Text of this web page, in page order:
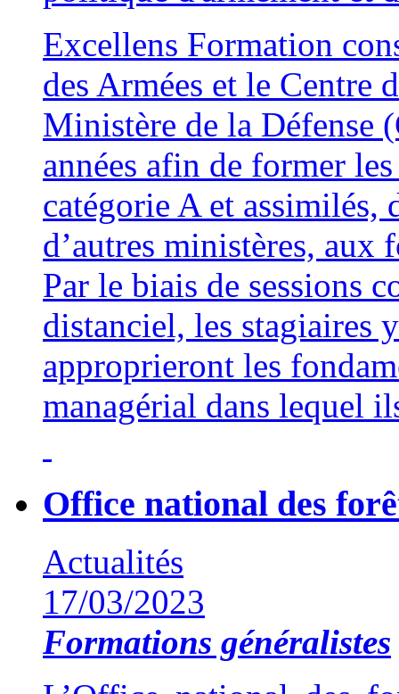
Excellens Formation
des Armées et le Centre
Ministère de la Défense
années afin de former
catégorie A et assimilés,
d’autres ministères, aux
Par le biais de sessions
distanciel, les stagiaires
approprieront les
managérial dans lequel
Office national des
Actualités
17/03/2023
Formations généralistes